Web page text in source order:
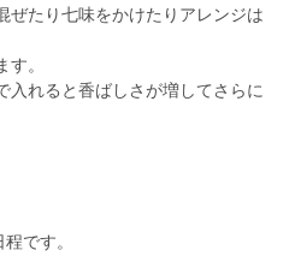
ぜたり七味をかけたりアレンジは
。
入れると香ばしさが増してさらに
です。